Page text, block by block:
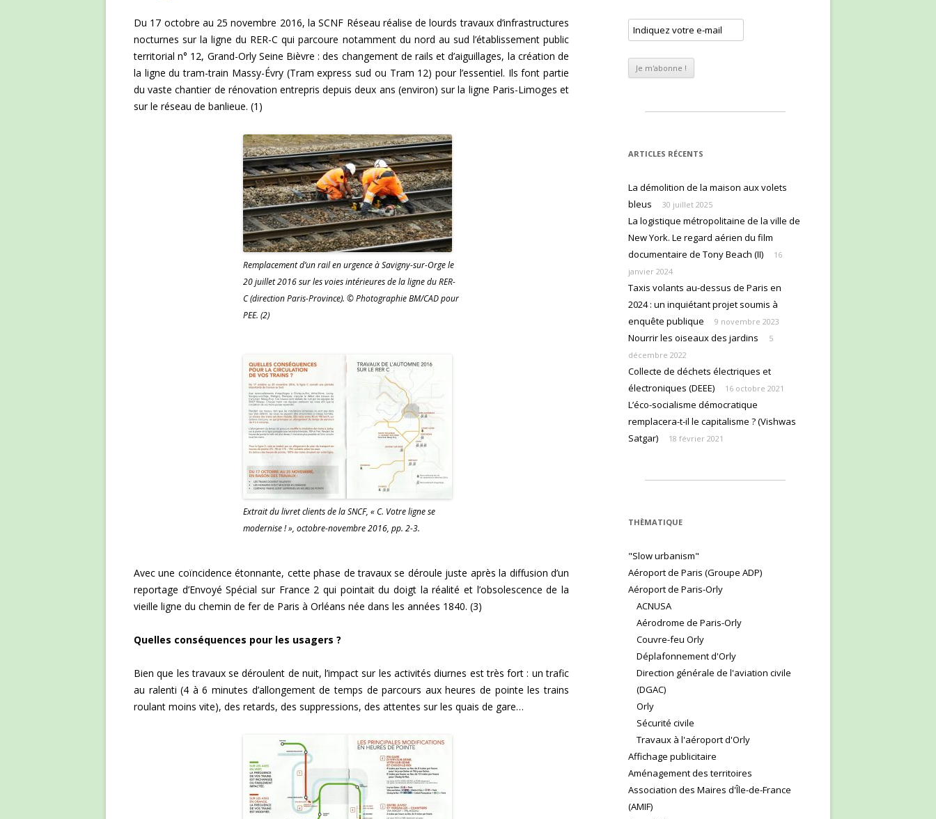
Du 17 octobre au 25 novembre 2016, la SCNF Réseau réalise de lourds travaux d’infrastructures
nocturnes sur la ligne du RER-C qui parcoure notamment du nord au sud l’établissement public
territorial n° 12, Grand-Orly Seine Bièvre : des changement de rails et d’aiguillages, la création de
la ligne du tram-train Massy-Évry (Tram express sud ou Tram 12) pour l’essentiel. Ils font partie
du vaste chantier de rénovation entrepris depuis deux ans (environ) sur la ligne Paris-Limoges et
sur le réseau de banlieue. (1)
Remplacement d’un rail en urgence à Savigny-sur-Orge le
20 juillet 2016 sur les voies intérieures de la ligne du RER-
C (direction Paris-Province). © Photographie BM/CAD pour
PEE. (2)
Extrait du livret clients de la SNCF, « C. Votre ligne se
modernise ! », octobre-novembre 2016, pp. 2-3.
Avec une coïncidence étonnante, cette phase de travaux se déroule juste après la diffusion d’un
reportage d’Envoyé Spécial sur France 2 qui pointait du doigt la réalité et l’obsolescence de la
vieille ligne du chemin de fer de Paris à Orléans née dans les années 1840. (3)
Quelles conséquences pour les usagers ?
Bien que les travaux se déroulent de nuit, l’impact sur les activités diurnes est très fort : un trafic
au ralenti (4 à 6 minutes d’allongement de temps de parcours aux heures de pointe les trains
roulant moins vite), des retards, des suppressions, des attentes sur les quais de gare…
ARTICLES RÉCENTS
La démolition de la maison aux volets
bleus
30 juillet 2025
La logistique métropolitaine de la ville de
New York. Le regard aérien du film
documentaire de Tony Beach (II)
16
janvier 2024
Taxis volants au-dessus de Paris en
2024 : un inquiétant projet soumis à
enquête publique
9 novembre 2023
Nourrir les oiseaux des jardins
5
décembre 2022
Collecte de déchets électriques et
électroniques (DEEE)
16 octobre 2021
L’éco-socialisme démocratique
remplacera-t-il le capitalisme ? (Vishwas
Satgar)
18 février 2021
THÈMATIQUE
"Slow urbanism"
Aéroport de Paris (Groupe ADP)
Aéroport de Paris-Orly
ACNUSA
Aérodrome de Paris-Orly
Couvre-feu Orly
Déplafonnement d'Orly
Direction générale de l'aviation civile
(DGAC)
Orly
Sécurité civile
Travaux à l'aéroport d'Orly
Affichage publicitaire
Aménagement des territoires
Association des Maires d'Île-de-France
(AMIF)